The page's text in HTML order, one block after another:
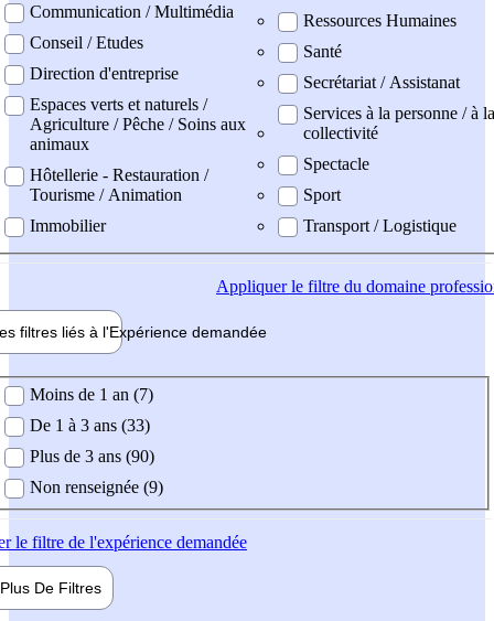
Communication / Multimédia
Conseil / Etudes
Direction d'entreprise
Espaces verts et naturels /
Agriculture / Pêche / Soins aux
animaux
Hôtellerie - Restauration /
Tourisme / Animation
Immobilier
Ressources Humaines
Santé
Secrétariat / Assistanat
Services à la personne / à la
collectivité
Spectacle
Sport
Transport / Logistique
Appliquerle filtre du domaine
filtres liés à l'Expérience demandée
demandée
Moins de 1 an (7)
De 1 à 3 ans (33)
Plus de 3 ans (90)
Non renseignée (9)
le filtre de l'expérience demandée
Plus De Filtres